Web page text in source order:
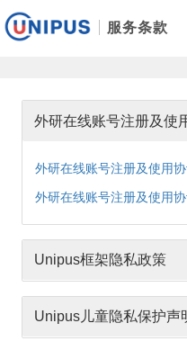
服务条款
外研在线账号注册及使
外研在线账号注册及使用
外研在线账号注册及使用
Unipus框架隐私政策
Unipus框架隐私政策2022年
Unipus框架隐私政策2021年
Unipus儿童隐私保护声